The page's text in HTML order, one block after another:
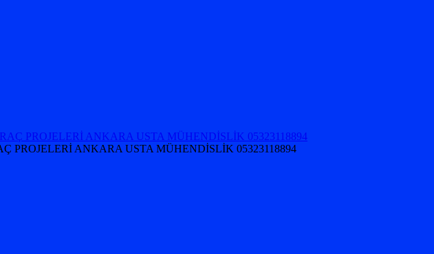
PROJELERİ ANKARA USTA MÜHENDİSLİK 05323118894